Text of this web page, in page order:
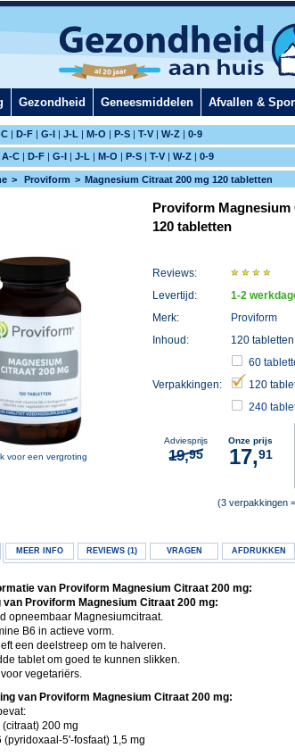
Gezondheid Geneesmiddelen Afvallen &
| D-F | G-I | J-L | M-O | P-S | T-V | W-Z | 0-9
A-C | D-F | G-I | J-L | M-O | P-S | T-V | W-Z | 0-9
Proviform Magnesium Citraat 200 mg 120 tabletten
voor een vergroting
Proviform Magnesium
120 tabletten
Reviews:
Levertijd:
1-2
Merk:
Proviform
Inhoud:
120 tabletten
Verpakkingen:
60
120
240
Adviesprijs
19,95
Onze prijs
17,91
(3 verpakkingen
MEER INFO REVIEWS (1) VRAGEN AFDRUKKEN
van Proviform Magnesium Citraat 200 mg:
van Proviform Magnesium Citraat 200 mg:
opneembaar Magnesiumcitraat.
B6 in actieve vorm.
een deelstreep om te halveren.
tablet om goed te kunnen slikken.
vegetariërs.
van Proviform Magnesium Citraat 200 mg:
200 mg
(pyridoxaal-5'-fosfaat) 1,5 mg